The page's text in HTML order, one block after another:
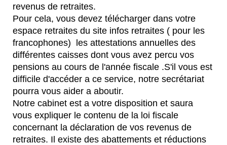
revenus de retraites.
Pour cela, vous devez télécharger dans votre
espace retraites du site infos retraites ( pour les
francophones) les attestations annuelles des
différentes caisses dont vous avez percu vos
pensions au cours de l'année fiscale .S'il vous est
difficile d'accéder a ce service, notre secrétariat
pourra vous aider a aboutir.
Notre cabinet est a votre disposition et saura
vous expliquer le contenu de la loi fiscale
concernant la déclaration de vos revenus de
retraites. Il existe des abattements et réductions